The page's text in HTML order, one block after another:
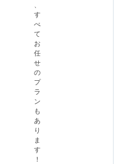
す
べ
て
お
任
せ
の
プ
ラ
ン
も
あ
り
ま
す
！